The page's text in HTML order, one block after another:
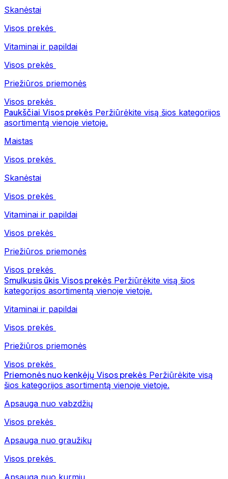
Skanėstai
Visos prekės
Vitaminai ir papildai
Visos prekės
Priežiūros priemonės
Visos prekės
Paukščiai Visos prekės Peržiūrėkite visą šios kategorijos
asortimentą vienoje vietoje.
Maistas
Visos prekės
Skanėstai
Visos prekės
Vitaminai ir papildai
Visos prekės
Priežiūros priemonės
Visos prekės
Smulkusis ūkis Visos prekės Peržiūrėkite visą šios
kategorijos asortimentą vienoje vietoje.
Vitaminai ir papildai
Visos prekės
Priežiūros priemonės
Visos prekės
Priemonės nuo kenkėjų Visos prekės Peržiūrėkite visą
šios kategorijos asortimentą vienoje vietoje.
Apsauga nuo vabzdžių
Visos prekės
Apsauga nuo graužikų
Visos prekės
Apsauga nuo kurmių